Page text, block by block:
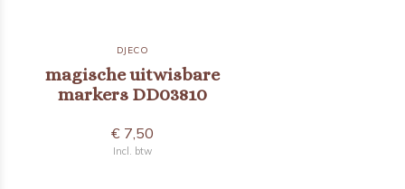
DJECO
magische uitwisbare
markers DD03810
€ 7,50
Incl. btw